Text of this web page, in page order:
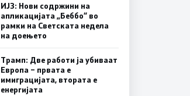
ИЈЗ: Нови содржини на
апликацијата „Беббо“ во
рамки на Светската недела
на доењето
Трамп: Две работи ја убиваат
Европа – првата е
имиграцијата, втората е
енергијата